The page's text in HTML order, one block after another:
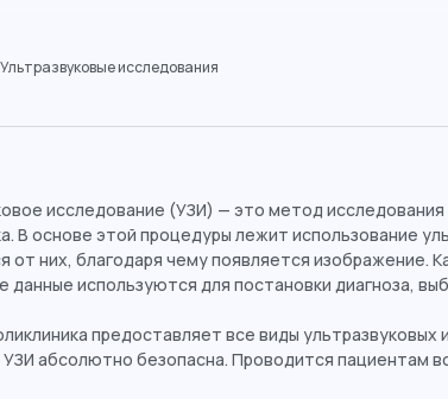
Ультразвуковые исследования
исследование (УЗИ) — это метод
В основе этой процедуры лежит использование
от них, благодаря чему появляется изображение.
данные используются для постановки диагноза,
предоставляет все виды
абсолютно безопасна. Проводится пациентам